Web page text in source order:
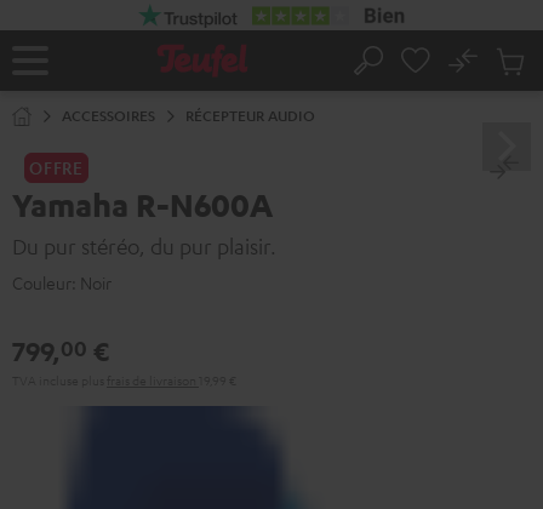
Page
Rechercher
No
ACCESSOIRES RÉCEPTEUR AUDIO
OFFRE
Yamaha R-N600A
Du pur stéréo, du pur plaisir.
Couleur: Noir
799,00 €